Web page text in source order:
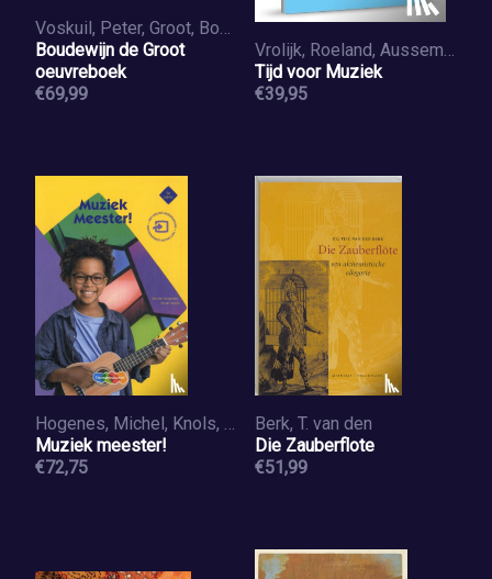
Voskuil, Peter, Groot, Boudewijn de
Boudewijn de Groot
oeuvreboek
€69,99
Vrolijk, Roeland, Aussems, Leo
Tijd voor Muziek
€39,95
Hogenes, Michel, Knols, Vivian
Muziek meester!
€72,75
Berk, T. van den
Die Zauberflote
€51,99